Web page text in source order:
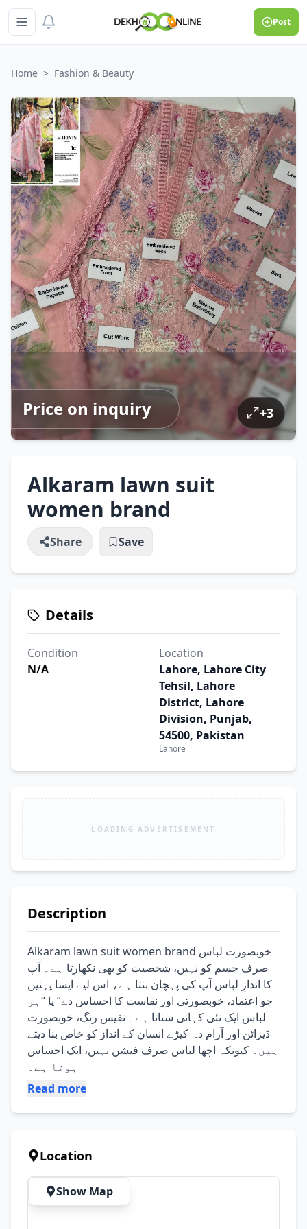
Post
Home > Fashion & Beauty
Price on inquiry +3
Alkaram lawn suit
women brand
Share Save
Details
Condition
N/A
Location
Lahore, Lahore City
Tehsil, Lahore
District, Lahore
Division, Punjab,
54500, Pakistan
Lahore
LOADING ADVERTISEMENT
Description
Alkaram lawn suit women brand خوبصورت لباس
صرف جسم کو نہیں، شخصیت کو بھی نکھارتا ہے۔ آپ
کا اندازِ لباس آپ کی پہچان بنتا ہے، اس لیے ایسا پہنیں
جو اعتماد، خوبصورتی اور نفاست کا احساس دے” یا “ہر
لباس ایک نئی کہانی سناتا ہے۔ نفیس رنگ، خوبصورت
ڈیزائن اور آرام دہ کپڑے انسان کے انداز کو خاص بنا دیتے
ہیں۔ کیونکہ اچھا لباس صرف فیشن نہیں، ایک احساس
ہوتا ہے۔
Read more
Location
Show Map